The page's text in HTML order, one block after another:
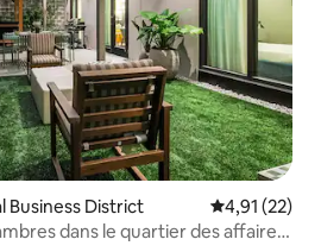
Business District Évaluation
4,91 (22)
dans le quartier des affaires